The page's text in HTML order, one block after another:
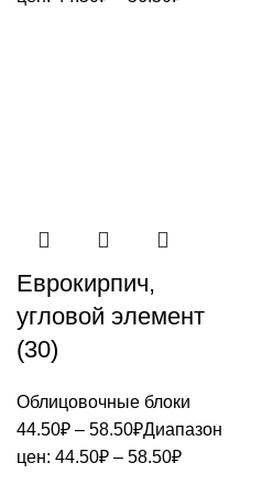
Еврокирпич,
угловой элемент
(30)
Облицовочные блоки
44.50₽ – 58.50₽Диапазон
цен: 44.50₽ – 58.50₽